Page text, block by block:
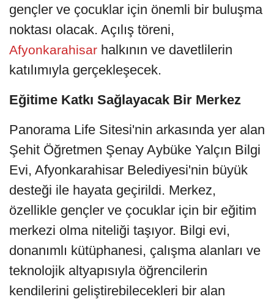
gençler ve çocuklar için önemli bir buluşma
noktası olacak. Açılış töreni,
Afyonkarahisar halkının ve davetlilerin
katılımıyla gerçekleşecek.
Eğitime Katkı Sağlayacak Bir Merkez
Panorama Life Sitesi'nin arkasında yer alan
Şehit Öğretmen Şenay Aybüke Yalçın Bilgi
Evi, Afyonkarahisar Belediyesi'nin büyük
desteği ile hayata geçirildi. Merkez,
özellikle gençler ve çocuklar için bir eğitim
merkezi olma niteliği taşıyor. Bilgi evi,
donanımlı kütüphanesi, çalışma alanları ve
teknolojik altyapısıyla öğrencilerin
kendilerini geliştirebilecekleri bir alan